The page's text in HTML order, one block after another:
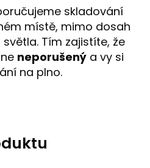
skladování
místě, mimo dosah
Tím zajistíte, že
neporušený a vy si
na plno.